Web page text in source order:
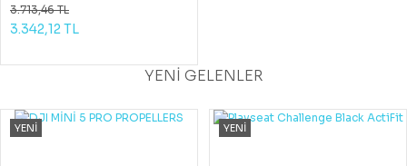
3.713,46 TL
3.342,12 TL
YENİ GELENLER
YENİ YENİ